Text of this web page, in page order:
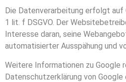
Die Datenverarbeitung erfolgt auf
1 lit. f DSGVO. Der
Interesse daran, seine
automatisierter Ausspähung und
Weitere Informationen zu Google
Datenschutzerklärung von